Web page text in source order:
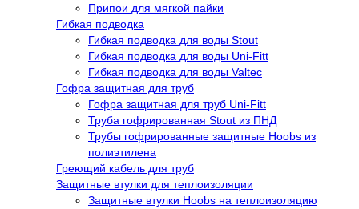
Припои для мягкой пайки
Гибкая подводка
Гибкая подводка для воды Stout
Гибкая подводка для воды Uni-Fitt
Гибкая подводка для воды Valtec
Гофра защитная для труб
Гофра защитная для труб Uni-Fitt
Труба гофрированная Stout из ПНД
Трубы гофрированные защитные Hoobs из
полиэтилена
Греющий кабель для труб
Защитные втулки для теплоизоляции
Защитные втулки Hoobs на теплоизоляцию